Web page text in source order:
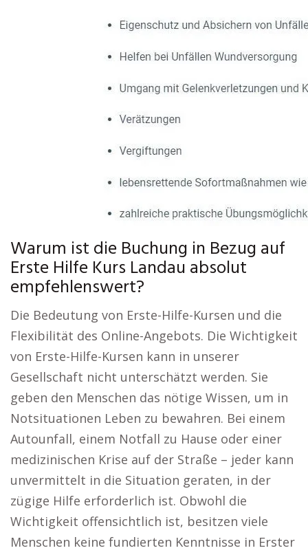
Warum ist die Buchung in Bezug auf
Erste Hilfe Kurs Landau absolut
empfehlenswert?
Die Bedeutung von Erste-Hilfe-Kursen und die
Flexibilität des Online-Angebots. Die Wichtigkeit
von Erste-Hilfe-Kursen kann in unserer
Gesellschaft nicht unterschätzt werden. Sie
geben den Menschen das nötige Wissen, um in
Notsituationen Leben zu bewahren. Bei einem
Autounfall, einem Notfall zu Hause oder einer
medizinischen Krise auf der Straße – jeder kann
unvermittelt in die Situation geraten, in der
zügige Hilfe erforderlich ist. Obwohl die
Wichtigkeit offensichtlich ist, besitzen viele
Menschen keine fundierten Kenntnisse in Erster